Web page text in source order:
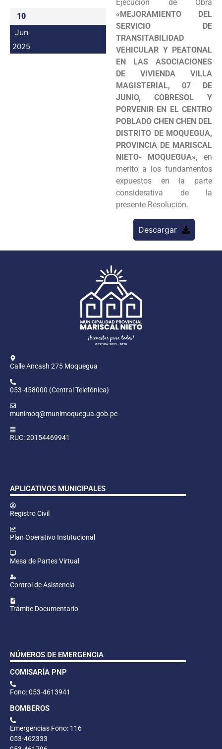
10
Jun
2025
Ejecución de Obra
«MEJORAMIENTO DEL
SERVICIO DE
TRANSITABILIDAD
VEHICULAR Y PEATONAL
EN LAS ASOCIACIONES
DE VIVIENDA VILLA
MAGISTERIAL, 07 DE
JUNIO, COBRESOL Y
PORVENIR EN EL CENTRO
POBLADO CHEN CHEN DEL
DISTRITO DE MOQUEGUA,
PROVINCIA DE MARISCAL
NIETO- MOQUEGUA», en
merito a los fundamentos
expuestos en la parte
considerativa de la
presente Resolución.
Descargar
Calle Ancash 275 Moquegua
053-458000 (Central Telefónica)
munimoq@munimoquegua.gob.pe
RUC: 20154469941
APLICATIVOS MUNICIPALES
Registro Civil
Plan Operativo Institucional
Mesa de Partes Virtual
Control de Asistencia
Trámite Documentario
NÚMEROS DE EMERGENCIA
COMISARÍA PNP
Fono: 053-4613941
BOMBEROS
Emergencias Fono: 116
053-462333